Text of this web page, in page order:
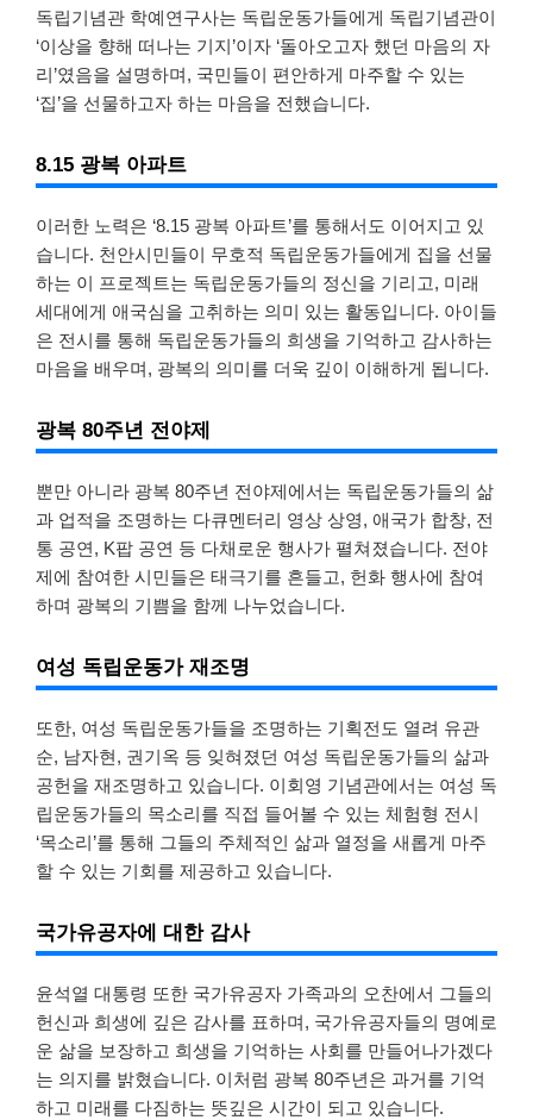
독립기념관 학예연구사는 독립운동가들에게 독립기념관이
‘이상을 향해 떠나는 기지’이자 ‘돌아오고자 했던 마음의 자
리’였음을 설명하며, 국민들이 편안하게 마주할 수 있는
‘집’을 선물하고자 하는 마음을 전했습니다.
8.15 광복 아파트
이러한 노력은 ‘8.15 광복 아파트’를 통해서도 이어지고 있
습니다. 천안시민들이 무호적 독립운동가들에게 집을 선물
하는 이 프로젝트는 독립운동가들의 정신을 기리고, 미래
세대에게 애국심을 고취하는 의미 있는 활동입니다. 아이들
은 전시를 통해 독립운동가들의 희생을 기억하고 감사하는
마음을 배우며, 광복의 의미를 더욱 깊이 이해하게 됩니다.
광복 80주년 전야제
뿐만 아니라 광복 80주년 전야제에서는 독립운동가들의 삶
과 업적을 조명하는 다큐멘터리 영상 상영, 애국가 합창, 전
통 공연, K팝 공연 등 다채로운 행사가 펼쳐졌습니다. 전야
제에 참여한 시민들은 태극기를 흔들고, 헌화 행사에 참여
하며 광복의 기쁨을 함께 나누었습니다.
여성 독립운동가 재조명
또한, 여성 독립운동가들을 조명하는 기획전도 열려 유관
순, 남자현, 권기옥 등 잊혀졌던 여성 독립운동가들의 삶과
공헌을 재조명하고 있습니다. 이회영 기념관에서는 여성 독
립운동가들의 목소리를 직접 들어볼 수 있는 체험형 전시
‘목소리’를 통해 그들의 주체적인 삶과 열정을 새롭게 마주
할 수 있는 기회를 제공하고 있습니다.
국가유공자에 대한 감사
윤석열 대통령 또한 국가유공자 가족과의 오찬에서 그들의
헌신과 희생에 깊은 감사를 표하며, 국가유공자들의 명예로
운 삶을 보장하고 희생을 기억하는 사회를 만들어나가겠다
는 의지를 밝혔습니다. 이처럼 광복 80주년은 과거를 기억
하고 미래를 다짐하는 뜻깊은 시간이 되고 있습니다.